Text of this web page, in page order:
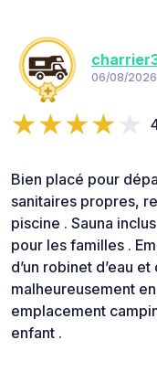
06/08/2026
Bien placé pour
sanitaires propres,
piscine . Sauna
pour les familles .
d’un robinet d’eau
malheureusement
emplacement
enfant .